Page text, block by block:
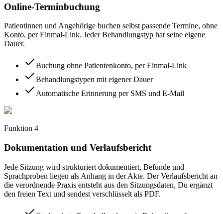
Online-Terminbuchung
Patientinnen und Angehörige buchen selbst passende Termine, ohne
Konto, per Einmal-Link. Jeder Behandlungstyp hat seine eigene
Dauer.
Buchung ohne Patientenkonto, per Einmal-Link
Behandlungstypen mit eigener Dauer
Automatische Erinnerung per SMS und E-Mail
Funktion 4
Dokumentation und Verlaufsbericht
Jede Sitzung wird strukturiert dokumentiert, Befunde und
Sprachproben liegen als Anhang in der Akte. Der Verlaufsbericht an
die verordnende Praxis entsteht aus den Sitzungsdaten, Du ergänzt
den freien Text und sendest verschlüsselt als PDF.